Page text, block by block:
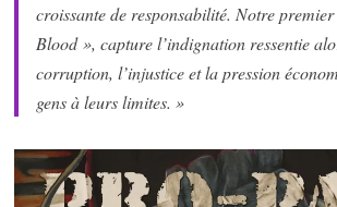
croissante de responsabilité. Notre
Blood », capture l’indignation ressentie
corruption, l’injustice et la pression
gens à leurs limites. »